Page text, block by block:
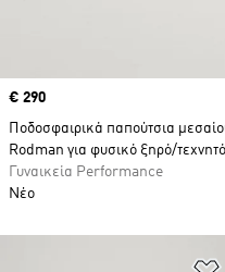
Price
€ 290
Ποδοσφαιρικά παπούτσια
Rodman για φυσικό ξηρό/
Γυναικεία Performance
Νέο